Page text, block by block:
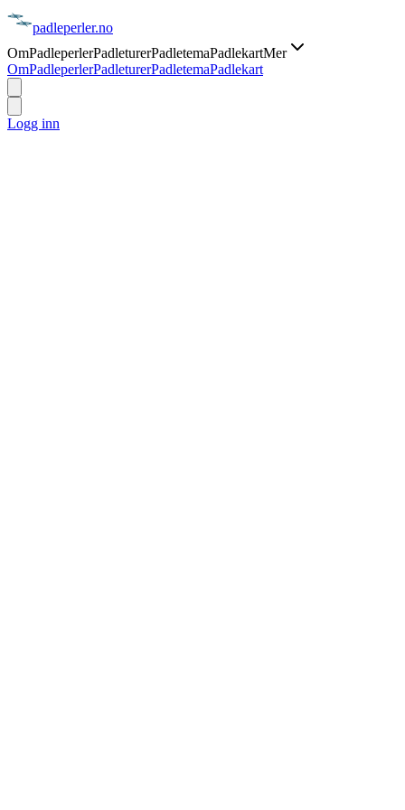
padleperler.no
OmPadleperlerPadleturerPadletemaPadlekartMer
OmPadleperlerPadleturerPadletemaPadlekart
Logg inn